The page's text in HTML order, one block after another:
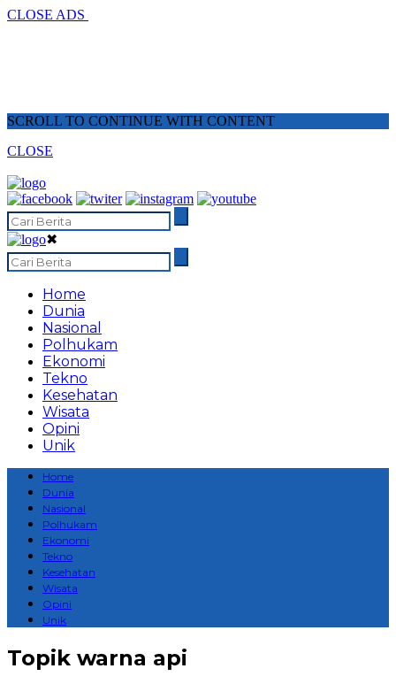
CLOSE ADS
SCROLL TO CONTINUE WITH CONTENT
CLOSE
✖
Home
Dunia
Nasional
Polhukam
Ekonomi
Tekno
Kesehatan
Wisata
Opini
Unik
Home
Dunia
Nasional
Polhukam
Ekonomi
Tekno
Kesehatan
Wisata
Opini
Unik
Topik warna api